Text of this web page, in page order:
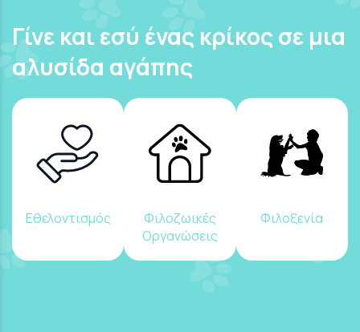
Γίνε και εσύ ένας κρίκος σε μια
αλυσίδα αγάπης
Εθελοντισμός
Φιλοζωικές
Οργανώσεις
Φιλοξενία